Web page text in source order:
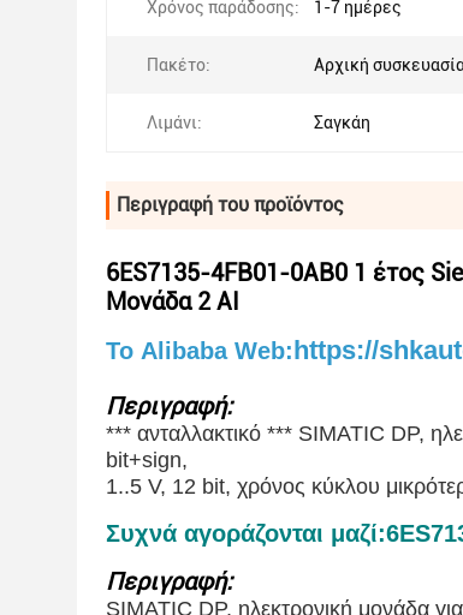
Χρόνος παράδοσης: 1-7 ημέρες
Πακέτο: Αρχική
Λιμάνι: Σαγκάη
Περιγραφή του προϊόντος
6ES7135-4FB01-0AB0 1 έτος
Μονάδα 2 AI
Το Alibaba Web:https://
Περιγραφή:
*** ανταλλακτικό *** SIMATIC DP,
bit+sign,
1..5 V, 12 bit, χρόνος κύκλου
Συχνά αγοράζονται
Περιγραφή:
SIMATIC DP, ηλεκτρονική μονάδα